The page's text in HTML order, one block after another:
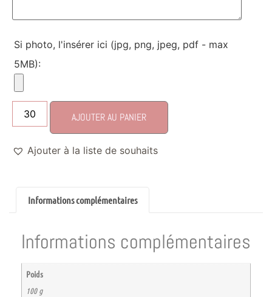
Si photo, l'insérer ici (jpg, png, jpeg, pdf - max
5MB):
AJOUTER AU PANIER
Ajouter à la liste de souhaits
Informations complémentaires
Informations complémentaires
Poids
100 g